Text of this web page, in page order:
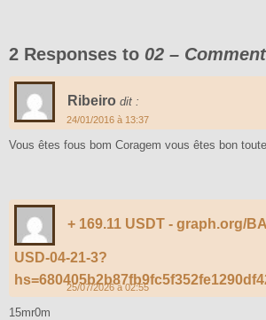
2 Responses to 02 –
Ribeiro dit :
24/01/2016 à 13:37
Vous êtes fous bom Coragem vous êtes bon
+ 169.11 USDT - graph.org/
USD-04-21-3?
25/07/2026 à 02:55
15mr0m